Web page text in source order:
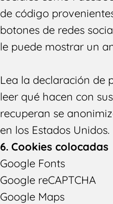
de código
botones de redes
le puede mostrar un
Lea la declaración de
leer qué hacen con
recuperan se
en los Estados Unidos.
6. Cookies colocadas
Google Fonts
Google reCAPTCHA
Google Maps